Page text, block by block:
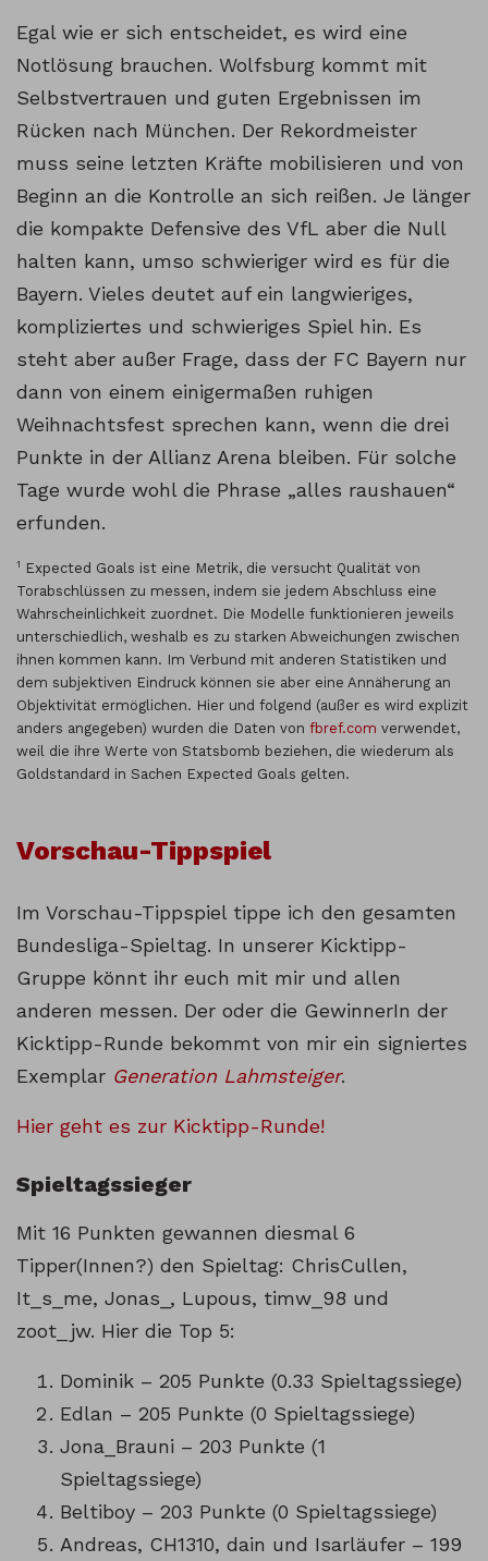
Egal wie er sich entscheidet, es wird eine
Notlösung brauchen. Wolfsburg kommt mit
Selbstvertrauen und guten Ergebnissen im
Rücken nach München. Der Rekordmeister
muss seine letzten Kräfte mobilisieren und von
Beginn an die Kontrolle an sich reißen. Je länger
die kompakte Defensive des VfL aber die Null
halten kann, umso schwieriger wird es für die
Bayern. Vieles deutet auf ein langwieriges,
kompliziertes und schwieriges Spiel hin. Es
steht aber außer Frage, dass der FC Bayern nur
dann von einem einigermaßen ruhigen
Weihnachtsfest sprechen kann, wenn die drei
Punkte in der Allianz Arena bleiben. Für solche
Tage wurde wohl die Phrase „alles raushauen“
erfunden.
1
Expected Goals ist eine Metrik, die versucht Qualität von
Torabschlüssen zu messen, indem sie jedem Abschluss eine
Wahrscheinlichkeit zuordnet. Die Modelle funktionieren jeweils
unterschiedlich, weshalb es zu starken Abweichungen zwischen
ihnen kommen kann. Im Verbund mit anderen Statistiken und
dem subjektiven Eindruck können sie aber eine Annäherung an
Objektivität ermöglichen. Hier und folgend (außer es wird explizit
anders angegeben) wurden die Daten von fbref.com verwendet,
weil die ihre Werte von Statsbomb beziehen, die wiederum als
Goldstandard in Sachen Expected Goals gelten.
Vorschau-Tippspiel
Im Vorschau-Tippspiel tippe ich den gesamten
Bundesliga-Spieltag. In unserer Kicktipp-
Gruppe könnt ihr euch mit mir und allen
anderen messen. Der oder die GewinnerIn der
Kicktipp-Runde bekommt von mir ein signiertes
Exemplar Generation Lahmsteiger.
Hier geht es zur Kicktipp-Runde!
Spieltagssieger
Mit 16 Punkten gewannen diesmal 6
Tipper(Innen?) den Spieltag: ChrisCullen,
It_s_me, Jonas_, Lupous, timw_98 und
zoot_jw. Hier die Top 5:
Dominik – 205 Punkte (0.33 Spieltagssiege)
Edlan – 205 Punkte (0 Spieltagssiege)
Jona_Brauni – 203 Punkte (1
Spieltagssiege)
Beltiboy – 203 Punkte (0 Spieltagssiege)
Andreas, CH1310, dain und Isarläufer – 199